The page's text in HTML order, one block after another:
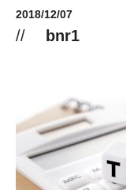
2018/12/07
bnr1